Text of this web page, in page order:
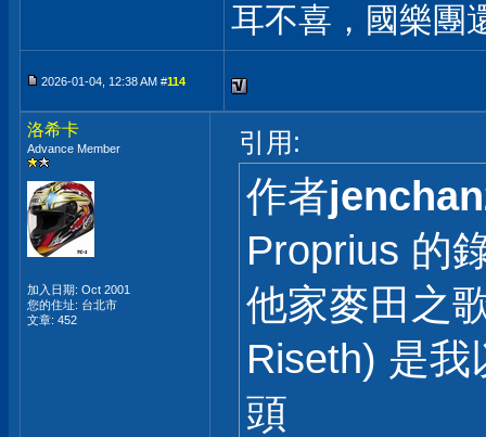
耳不喜，國樂團
2026-01-04, 12:38 AM #114
洛希卡
Advance Member
加入日期: Oct 2001
您的住址: 台北市
文章: 452
引用:
作者
Proprius 的
他家麥田之
Riseth) 是
頭